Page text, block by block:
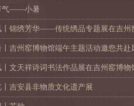
气——小暑
丨锦绣芳华——传统绣品专题展在吉州
吉州窑博物馆端午主题活动邀您共赴
文天祥诗词书法作品展在吉州窑博物
吉安县非物质文化遗产展